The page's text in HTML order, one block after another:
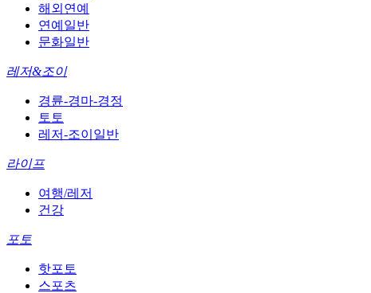
해외연예
연예일반
문화일반
레저&조이
경륜-경마-경정
토토
레저-조이일반
라이프
여행/레저
건강
포토
핫포토
스포츠